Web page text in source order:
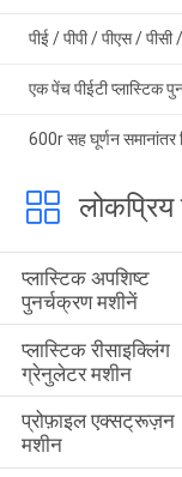
पीई / पीपी / पीएस /
एक पेंच पीईटी प्लास्टिक
600r सह घूर्णन समानांतर
लोकप्रिय
प्लास्टिक अपशिष्ट
पुनर्चक्रण मशीनें
प्लास्टिक रीसाइक्लिंग
ग्रेनुलेटर मशीन
प्रोफ़ाइल एक्सट्रूज़न
मशीन